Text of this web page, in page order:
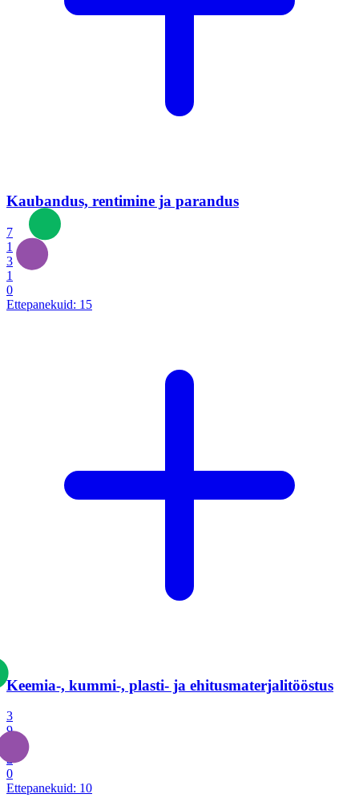
Kaubandus, rentimine ja parandus
7
1
3
1
0
Ettepanekuid: 15
Keemia-, kummi-, plasti- ja ehitusmaterjalitööstus
3
9
2
0
Ettepanekuid: 10